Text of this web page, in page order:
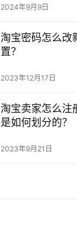
2024年9月9日
淘宝密码怎么改
置？
2023年12月17日
淘宝卖家怎么注
是如何划分的？
2023年9月21日